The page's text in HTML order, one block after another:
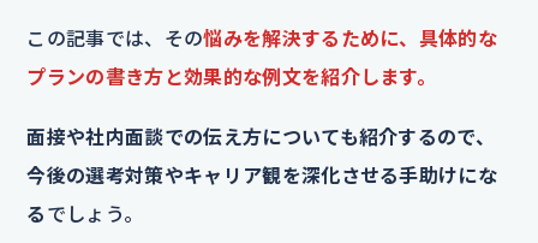
この記事では、その悩みを解決するために、具体的な
プランの書き方と効果的な例文を紹介します。
面接や社内面談での伝え方についても紹介するので、
今後の選考対策やキャリア観を深化させる手助けにな
る でしょう。